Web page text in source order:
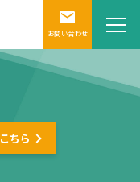
お問い合わせ
こちら